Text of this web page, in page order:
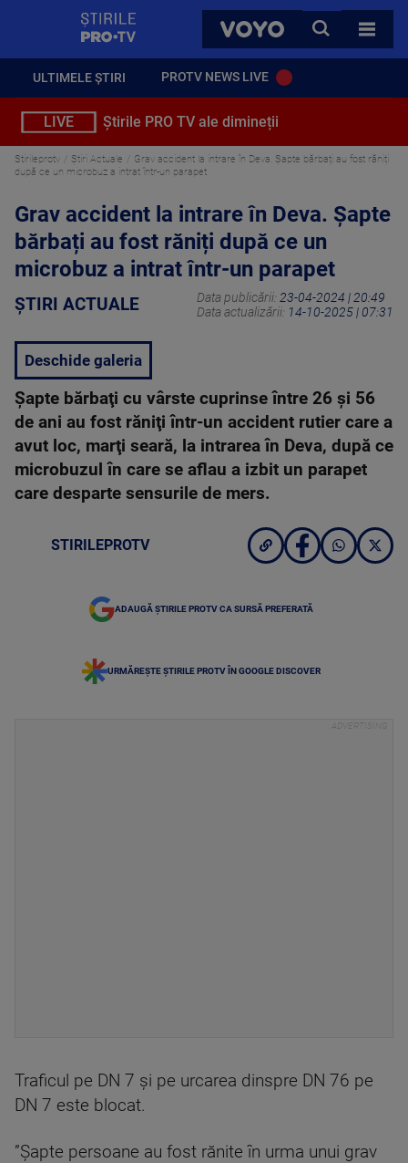
VOYO
CAUTA
TOATE
ULTIMELE ȘTIRI PROTV NEWS LIVE
LIVE Știrile PRO TV ale dimineții
Stirileprotv Știri Actuale
Grav accident la intrare în Deva. Șapte bărbați au fost răniți
după ce un microbuz a intrat într-un parapet
Grav accident la intrare în Deva. Șapte
bărbați au fost răniți după ce un
microbuz a intrat într-un parapet
ȘTIRI ACTUALE Data publicării: 23-04-2024 | 20:49
Data actualizării: 14-10-2025 | 07:31
Deschide galeria
Şapte bărbaţi cu vârste cuprinse între 26 şi 56
de ani au fost răniţi într-un accident rutier care a
avut loc, marţi seară, la intrarea în Deva, după ce
microbuzul în care se aflau a izbit un parapet
care desparte sensurile de mers.
STIRILEPROTV
ADAUGĂ ȘTIRILE PROTV CA SURSĂ PREFERATĂ
URMĂREȘTE ȘTIRILE PROTV ÎN GOOGLE DISCOVER
Traficul pe DN 7 şi pe urcarea dinspre DN 76 pe
DN 7 este blocat.
”Şapte persoane au fost rănite în urma unui grav